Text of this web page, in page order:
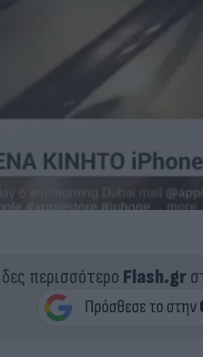
περισσότερο Flash.gr